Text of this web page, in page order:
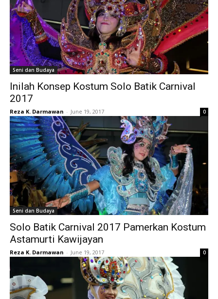
Seni dan Budaya
Inilah Konsep Kostum Solo Batik Carnival
2017
Reza K. Darmawan - June 19, 2017 0
Seni dan Budaya
Solo Batik Carnival 2017 Pamerkan Kostum
Astamurti Kawijayan
Reza K. Darmawan - June 19, 2017 0